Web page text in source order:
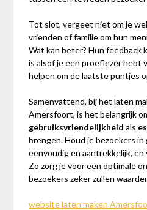
Tot slot, vergeet niet om je
vrienden of familie om hun
Wat kan beter? Hun feedback
is alsof je een proeflezer hebt
helpen om de laatste puntjes
Samenvattend, bij het laten
Amersfoort, is het belangrijk
gebruiksvriendelijkheid als
brengen. Houd je bezoekers
eenvoudig en aantrekkelijk,
Zo zorg je voor een optimale
bezoekers zeker zullen
website laten maken